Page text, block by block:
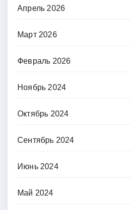
Апрель 2026
Март 2026
Февраль 2026
Ноябрь 2024
Октябрь 2024
Сентябрь 2024
Июнь 2024
Май 2024